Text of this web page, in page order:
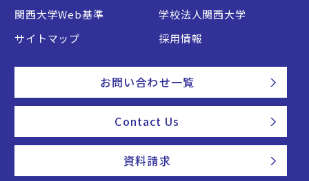
関西大学Web基準
学校法人関西大学
サイトマップ
採用情報
お問い合わせ一覧
Contact Us
資料請求